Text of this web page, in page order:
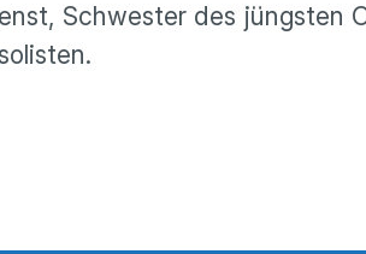
Schwester des jüngsten